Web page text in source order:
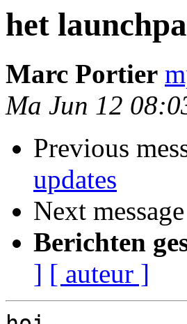
het
Marc Portier
Ma Jun 12
Previous
updates
Next
Berichten
] [ auteur ]